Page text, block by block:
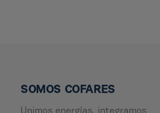
SOMOS COFARES